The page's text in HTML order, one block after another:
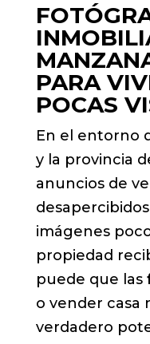
PARA
POCAS
En el entorno
y la provincia
anuncios de
imágenes
propiedad
puede que las
o vender casa
verdadero